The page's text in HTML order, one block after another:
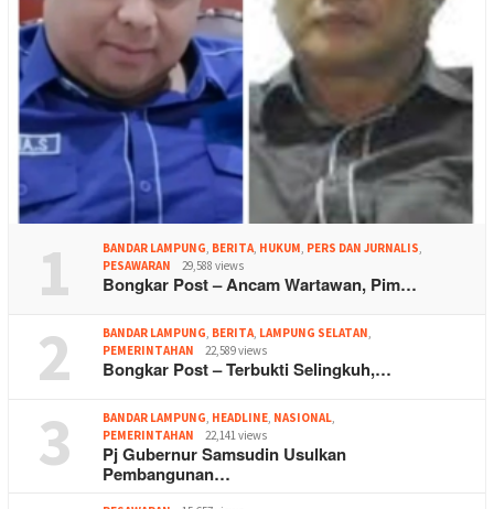
1 BANDAR LAMPUNG, BERITA, HUKUM, PERS DAN JURNALIS,
PESAWARAN
29,588 views
Bongkar Post – Ancam Wartawan, Pim…
2 BANDAR LAMPUNG, BERITA, LAMPUNG SELATAN,
PEMERINTAHAN
22,589 views
Bongkar Post – Terbukti Selingkuh,…
3 BANDAR LAMPUNG, HEADLINE, NASIONAL,
PEMERINTAHAN
22,141 views
Pj Gubernur Samsudin Usulkan
Pembangunan…